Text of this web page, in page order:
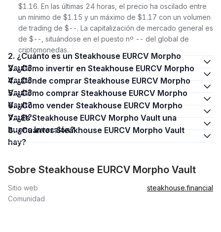
$1.16. En las últimas 24 horas, el precio ha oscilado entre
un mínimo de $1.15 y un máximo de $1.17 con un volumen
de trading de $--. La capitalización de mercado general es
de $--, situándose en el puesto nº -- del global de
criptomonedas.
2. ¿Cuánto es un Steakhouse EURCV Morpho
Vault?
3. ¿Cómo invertir en Steakhouse EURCV Morpho
Vault?
4. ¿Dónde comprar Steakhouse EURCV Morpho
Vault?
5. ¿Cómo comprar Steakhouse EURCV Morpho
Vault?
6. ¿Cómo vender Steakhouse EURCV Morpho
Vault?
7. ¿Es Steakhouse EURCV Morpho Vault una
buena inversión?
8. ¿Cuántos Steakhouse EURCV Morpho Vault
hay?
Sobre Steakhouse EURCV Morpho Vault
Sitio web
steakhouse.financial
Comunidad